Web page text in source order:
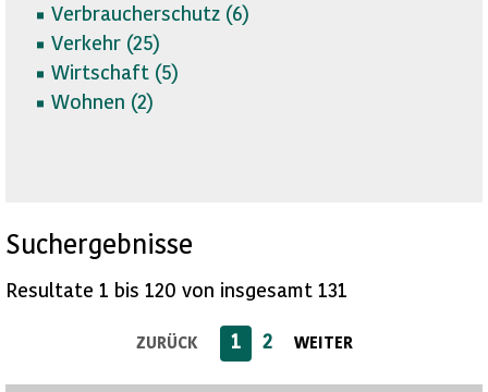
Verbraucherschutz (6)
Verkehr (25)
Wirtschaft (5)
Wohnen (2)
Suchergebnisse
Resultate 1 bis 120 von insgesamt 131
ZURÜCK 1 2 WEITER